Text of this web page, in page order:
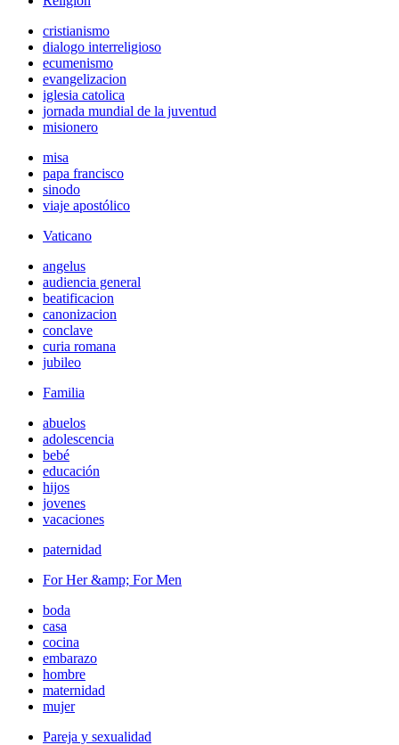
cristianismo
dialogo interreligioso
ecumenismo
evangelizacion
iglesia catolica
jornada mundial de la juventud
misionero
misa
papa francisco
sinodo
viaje apostólico
Vaticano
angelus
audiencia general
beatificacion
canonizacion
conclave
curia romana
jubileo
Familia
abuelos
adolescencia
bebé
educación
hijos
jovenes
vacaciones
paternidad
For Her &amp; For Men
boda
casa
cocina
embarazo
hombre
maternidad
mujer
Pareja y sexualidad